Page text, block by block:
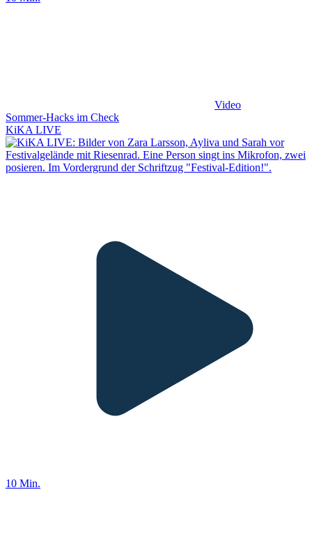
Video
Sommer-Hacks im Check
KiKA LIVE
10 Min.